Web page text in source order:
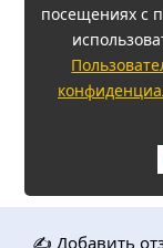
посещениях с
✍️ Добавить